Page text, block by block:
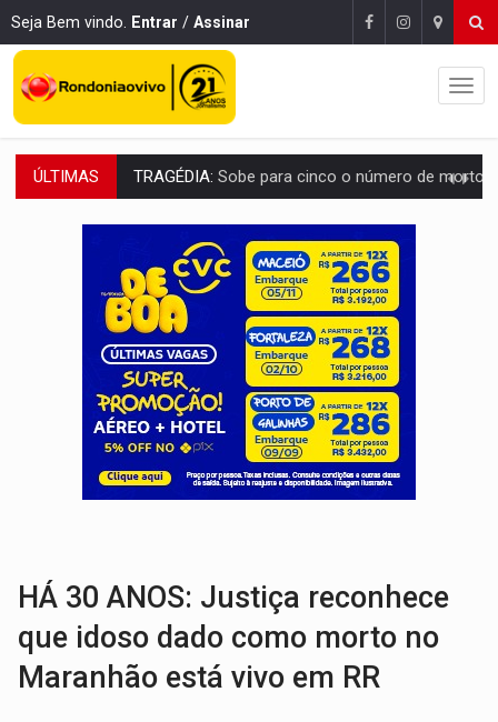
Seja Bem vindo. Entrar / Assinar
ÚLTIMAS TRANSPORTE DE ARROZ:MPF assegura cumprimento da legislação sobre transporte
DEEPFAKE:Sancionada lei contra violência sexual infantil na
COLEGIADO:Brasil e Rússia discutem energia nuclear, defesa e
URGENTE: Colisão entre caminhão e carro deixa quatro mortos e um em
ENCONTRO: Amazônia Negra ganha projeção nacional com participação de
PREVISÃO:Porto Velho tem chances de chuvas isoladas nesta
SINDICATOS UNIDOS:Assembleia Geral delibera greve da educação
PROCESSO SELETIVO:Rondoniaovivo abre oficina de Comunicação com
HÁ 30 ANOS: Justiça reconhece
que idoso dado como morto no
Maranhão está vivo em RR